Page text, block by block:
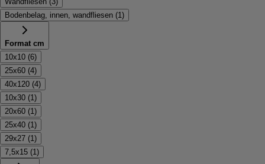
Bodenbelag, innen, wandfliesen (1 )
Format cm
10x10 (6)
25x60 (4)
40x120 (4)
10x30 (1 )
20x60 (1 )
25x40 (1 )
29x27 (1 )
7,5x15 (1 )